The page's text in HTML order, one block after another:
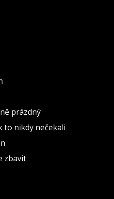
prázdný
to nikdy nečekali
zbavit